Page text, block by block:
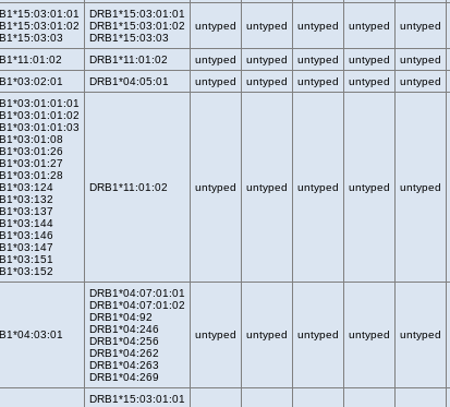
DRB1*15:03:01:01
DRB1*15:03:01:02
DRB1*15:03:03
untyped untyped untyped untyped untyped
DRB1*11:01:02 untyped untyped untyped untyped untyped
DRB1*04:05:01 untyped untyped untyped untyped untyped
DRB1*11:01:02 untyped untyped untyped untyped untyped
DRB1*04:07:01:01
DRB1*04:07:01:02
DRB1*04:92
DRB1*04:246
DRB1*04:256
DRB1*04:262
DRB1*04:263
DRB1*04:269
untyped untyped untyped untyped untyped
DRB1*15:03:01:01